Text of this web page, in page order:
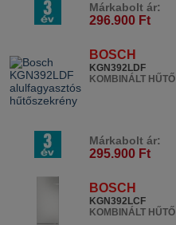
Márkabolt ár:
296.900 Ft
BOSCH
KGN392LDF
KOMBINÁLT HŰTŐ
Márkabolt ár:
295.900 Ft
BOSCH
KGN392LCF
KOMBINÁLT HŰTŐ